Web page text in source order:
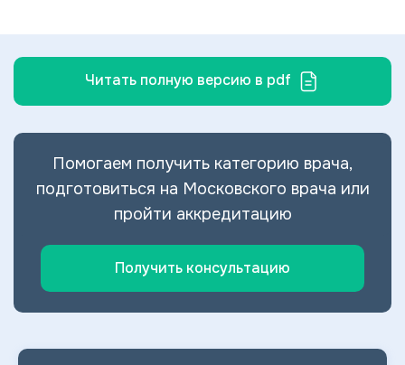
Читать полную версию в pdf
Помогаем получить категорию врача,
подготовиться на Московского врача или
пройти аккредитацию
Получить консультацию